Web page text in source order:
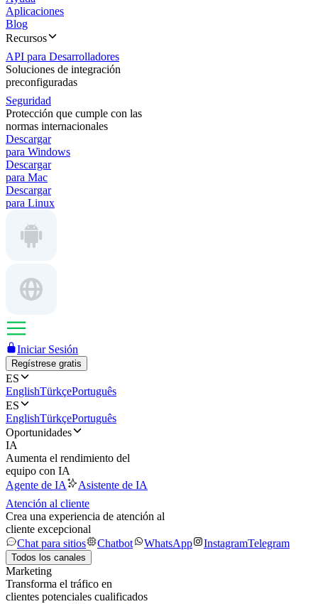
Aplicaciones
Blog
Recursos
API para Desarrolladores
Soluciones de integración
preconfiguradas
Seguridad
Protección que cumple con las
normas internacionales
Descargar
para Windows
Descargar
para Mac
Descargar
para Linux
Iniciar Sesión
Regístrese gratis
ES
EnglishTürkçePortuguês
ES
EnglishTürkçePortuguês
Oportunidades
IA
Aumenta el rendimiento del
equipo con IA
Agente de IA
Asistente de IA
Atención al cliente
Crea una experiencia de atención al
cliente excepcional
Chat para sitios
Chatbot WhatsApp InstagramTelegram
Todos los canales
Marketing
Transforma el tráfico en
clientes potenciales cualificados